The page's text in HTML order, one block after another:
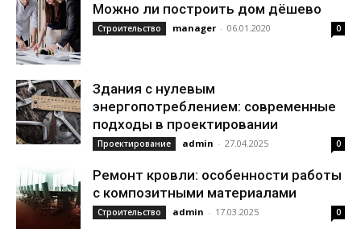
Можно ли построить дом дёшево
Строительство manager - 06.01.2020 0
Здания с нулевым
энергопотреблением: современные
подходы в проектировании
Проектирование admin - 27.04.2025 0
Ремонт кровли: особенности работы
с композитными материалами
Строительство admin - 17.03.2025 0